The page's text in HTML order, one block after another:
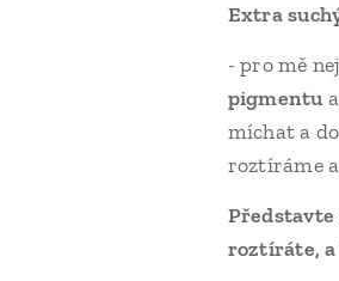
Extra
- pro mě
pigmentu
míchat a
roztíráme
roztíráte,